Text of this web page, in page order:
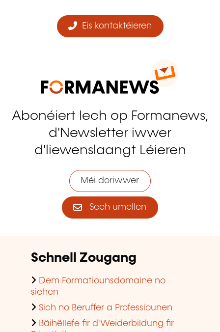
Eis kontaktéieren
Abonéiert Iech op Formanews,
d'Newsletter iwwer
d'liewenslaangt Léieren
Méi doriwwer
Sech umellen
Schnell Zougang
Dem Formatiounsdomaine no
sichen
Sich no Beruffer a Professiounen
Bäihëllefe fir d'Weiderbildung fir